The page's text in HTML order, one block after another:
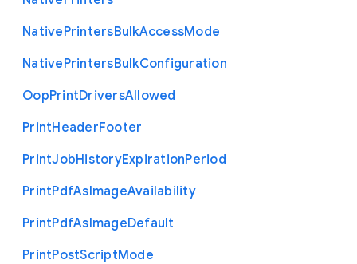
NativePrintersBulkAccessMode
NativePrintersBulkConfiguration
OopPrintDriversAllowed
PrintHeaderFooter
PrintJobHistoryExpirationPeriod
PrintPdfAsImageAvailability
PrintPdfAsImageDefault
PrintPostScriptMode